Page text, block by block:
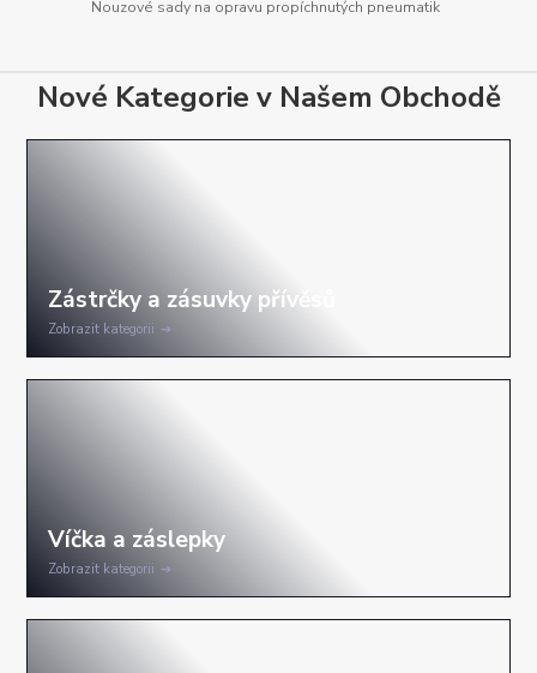
Nouzové sady na opravu propíchnutých pneumatik
Nové Kategorie v Našem Obchodě
Zobrazit kategorii
Zobrazit kategorii